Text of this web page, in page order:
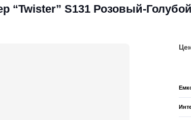
“Twister” S131 Розовый-